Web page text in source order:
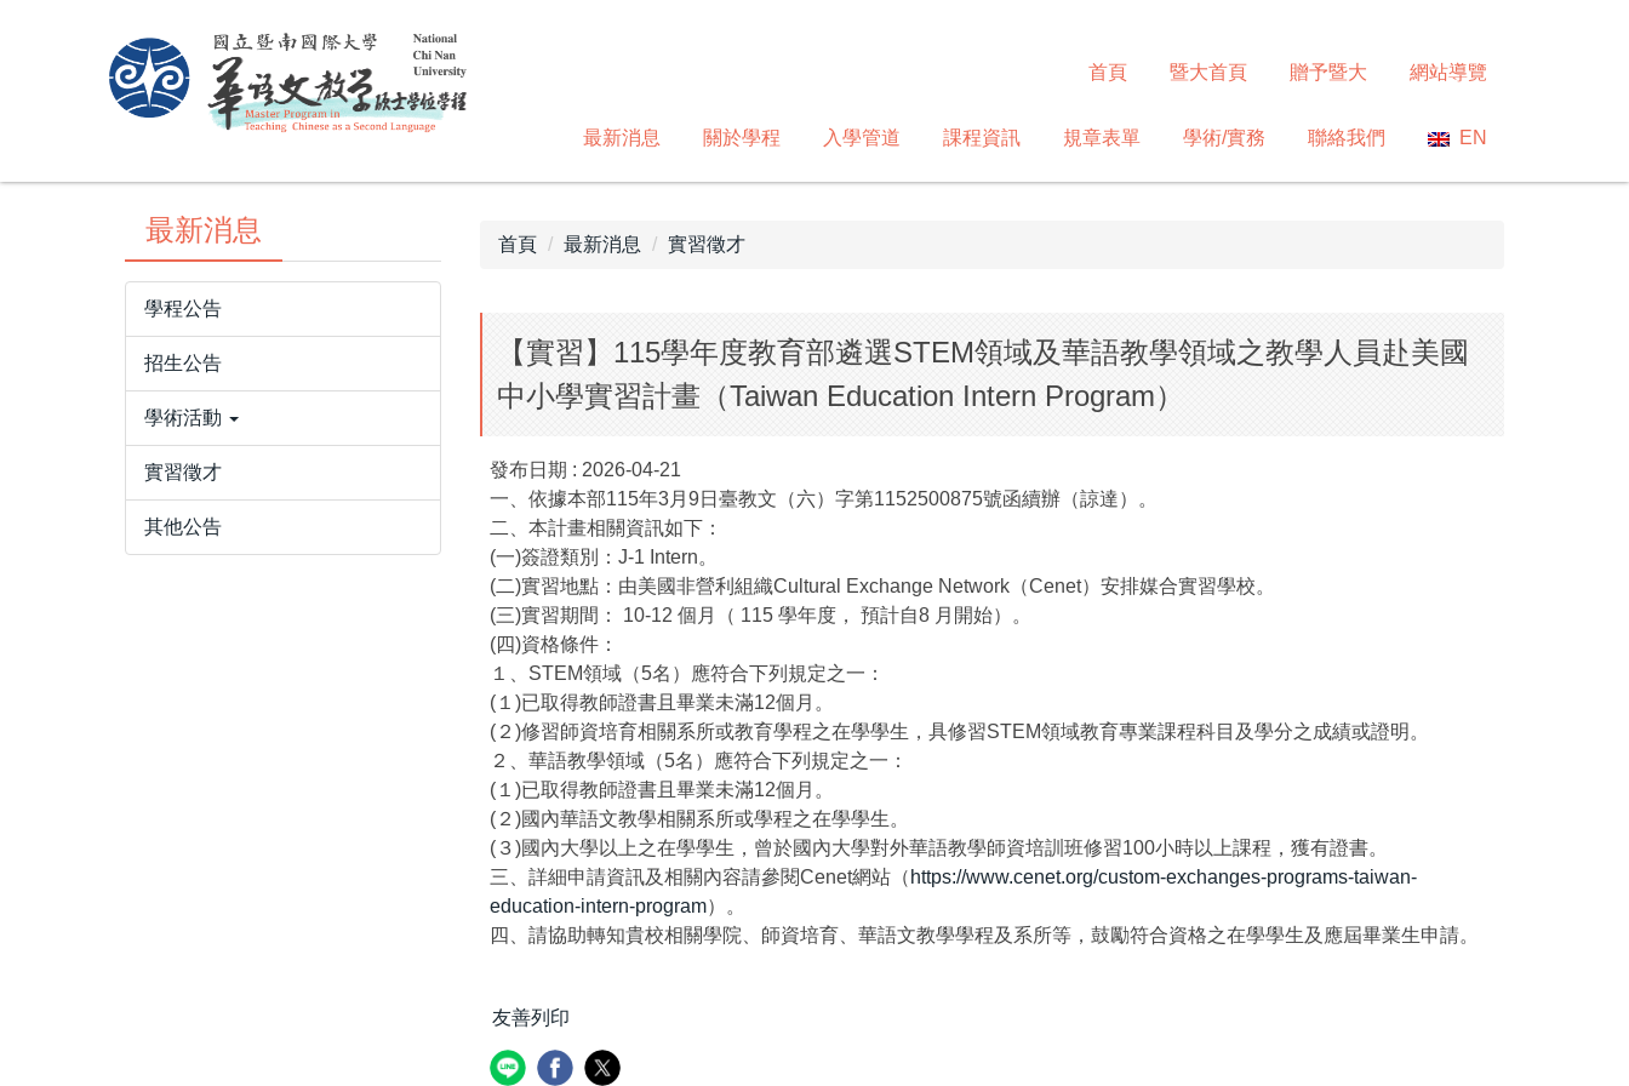
首頁 暨大首頁 贈予暨大 網站導覽
最新消息 關於學程 入學管道 課程資訊 規章表單 學術/實務 聯絡我們 EN
最新消息
學程公告
招生公告
學術活動
實習徵才
其他公告
首頁 最新消息 實習徵才
【實習】115學年度教育部遴選STEM領域及華語教學領域之教學人員赴美國
中小學實習計畫（Taiwan Education Intern Program）
發布日期 : 2026-04-21
一、依據本部115年3月9日臺教文（六）字第1152500875號函續辦（諒達）。
二、本計畫相關資訊如下：
(一)簽證類別：J-1 Intern。
(二)實習地點：由美國非營利組織Cultural Exchange Network（Cenet）安排媒合實習學校。
(三)實習期間： 10-12 個月（ 115 學年度， 預計自8 月開始）。
(四)資格條件：
１、STEM領域（5名）應符合下列規定之一：
(１)已取得教師證書且畢業未滿12個月。
(２)修習師資培育相關系所或教育學程之在學學生，具修習STEM領域教育專業課程科目及學分之成績或證明。
２、華語教學領域（5名）應符合下列規定之一：
(１)已取得教師證書且畢業未滿12個月。
(２)國內華語文教學相關系所或學程之在學學生。
(３)國內大學以上之在學學生，曾於國內大學對外華語教學師資培訓班修習100小時以上課程，獲有證書。
三、詳細申請資訊及相關內容請參閱Cenet網站（ https://www.cenet.org/custom-exchanges-programs-taiwan-
education-intern-program）。
四、請協助轉知貴校相關學院、師資培育、華語文教學學程及系所等，鼓勵符合資格之在學學生及應屆畢業生申請。
友善列印